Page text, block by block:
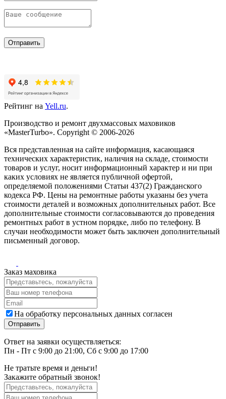
Отправить
Рейтинг на Yell.ru.
Производство и ремонт двухмассовых маховиков
«MasterTurbo». Copyright © 2006-2026
Вся представленная на сайте информация, касающаяся
технических характеристик, наличия на складе, стоимости
товаров и услуг, носит информационный характер и ни при
каких условиях не является публичной офертой,
определяемой положениями Статьи 437(2) Гражданского
кодекса РФ. Цены на ремонтные работы указаны без учета
стоимости деталей и возможных дополнительных работ. Все
дополнительные стоимости согласовываются до проведения
ремонтных работ в устном порядке, либо по телефону. В
случаи необходимости может быть заключен дополнительный
письменный договор.
Заказ маховика
На обработку персональных данных согласен
Ответ на заявки осуществляеться:
Пн - Пт с 9:00 до 21:00, Сб с 9:00 до 17:00
Не тратьте время и деньги!
Закажите обратный звонок!